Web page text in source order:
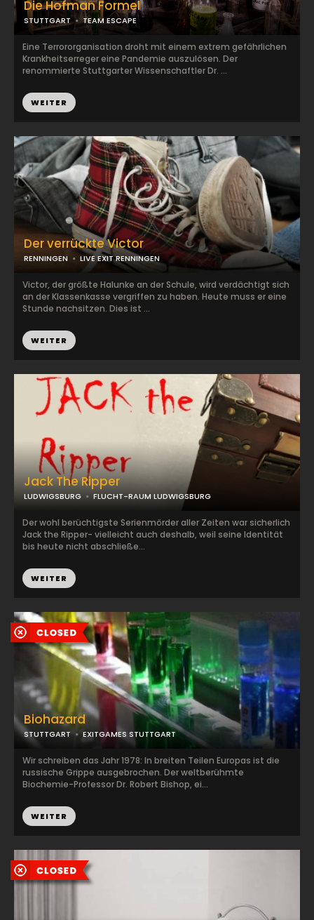
Die Hofman Formel
STUTTGART TEAM ESCAPE
Eine Terrororganisation droht mit einem extrem gefährlichen
Krankheitserreger eine Pandemie auszulösen. Der
renommierte Stuttgarter Wissenschaftler Dr. ...
WEITER
Der verrückte Victor
RENNINGEN LIVE EXIT RENNINGEN
Victor, der größte Halunke an der Schule, wird verdächtigt sich
an der Klassenkasse vergriffen zu haben. Heute muss er eine
Stunde nachsitzen. Dies ist ...
WEITER
Jack The Ripper
LUDWIGSBURG FLUCHT-RAUM LUDWIGSBURG
Der wohl berüchtigste Serienmörder aller Zeiten war sicherlich
Jack the Ripper- vielleicht auch deshalb, weil seine Identität
bis heute nicht abschließe...
WEITER
Biohazard
STUTTGART EXITGAMES STUTTGART
Wir schreiben das Jahr 1978: In breiten Teilen Europas ist die
russische Grippe ausgebrochen. Der weltberühmte
Biochemie-Professor Dr. Robert Bishop, ei...
WEITER